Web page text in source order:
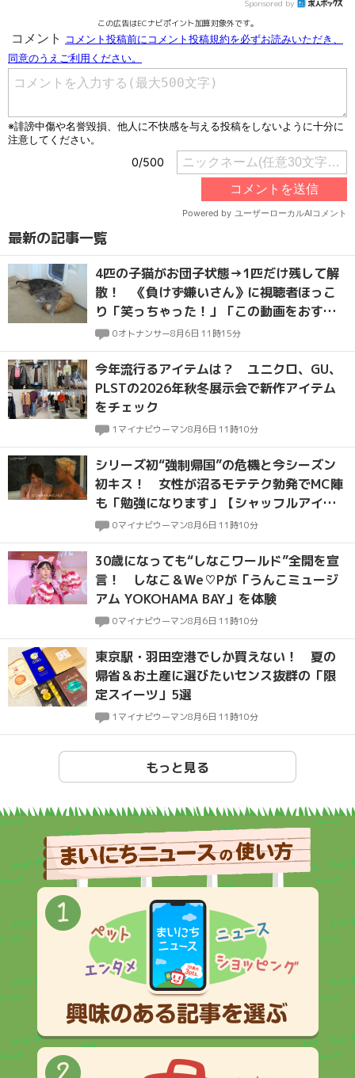
Sponsored by
この広告はECナビポイント加算対象外です。
最新の記事一覧
4匹の子猫がお団子状態→1匹だけ残して解
散！ 《負けず嫌いさん》に視聴者ほっこ
り「笑っちゃった！」「この動画をおすす
めしてくれてありがとう」
0オトナンサー8月6日 11時15分
今年流行るアイテムは？ ユニクロ、GU、
PLSTの2026年秋冬展示会で新作アイテム
をチェック
1 マイナビウーマン8月6日 11時10分
シリーズ初“強制帰国”の危機と今シーズン
初キス！ 女性が沼るモテテク勃発でMC陣
も「勉強になります」【シャッフルアイラ
ンドseason7・#3～#4】
0マイナビウーマン8月6日 11時10分
30歳になっても“しなこワールド”全開を宣
言！ しなこ＆We♡Pが「うんこミュージ
アム YOKOHAMA BAY」を体験
0マイナビウーマン8月6日 11時10分
東京駅・羽田空港でしか買えない！ 夏の
帰省＆お土産に選びたいセンス抜群の「限
定スイーツ」5選
1 マイナビウーマン8月6日 11時10分
もっと見る